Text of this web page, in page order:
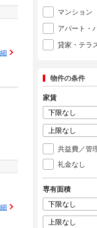
マンション
アパート・
貸家・テラ
物件の条件
家賃
共益費／管
礼金なし
専有面積